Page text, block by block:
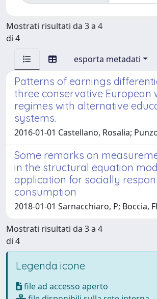
Mostrati risultati da 3 a 4
di 4
esporta metadati
Patterns of earnings
three conservative European
regimes with alternative
systems.
2016-01-01 Castellano, Rosalia;
Some remarks on
in the structural equation
application for socially
consumption
2018-01-01 Sarnacchiaro, P; Boccia,
Mostrati risultati da 3 a 4
di 4
Legenda icone
file ad accesso aperto